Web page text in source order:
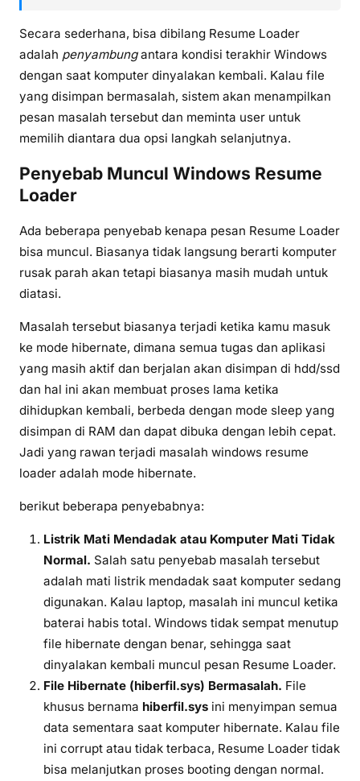
Secara sederhana, bisa dibilang Resume Loader
adalah penyambungantara kondisi terakhir Windows
dengan saat komputer dinyalakan kembali. Kalau file
yang disimpan bermasalah, sistem akan menampilkan
pesan masalah tersebut dan meminta user untuk
memilih diantara dua opsi langkah selanjutnya.
Penyebab Muncul Windows Resume
Loader
Ada beberapa penyebab kenapa pesan Resume Loader
bisa muncul. Biasanya tidak langsung berarti komputer
rusak parah akan tetapi biasanya masih mudah untuk
diatasi.
Masalah tersebut biasanya terjadi ketika kamu masuk
ke mode hibernate, dimana semua tugas dan aplikasi
yang masih aktif dan berjalan akan disimpan di hdd/ssd
dan hal ini akan membuat proses lama ketika
dihidupkan kembali, berbeda dengan mode sleep yang
disimpan di RAM dan dapat dibuka dengan lebih cepat.
Jadi yang rawan terjadi masalah windows resume
loader adalah mode hibernate.
berikut beberapa penyebabnya:
Listrik Mati Mendadak atau Komputer Mati Tidak
Normal. Salah satu penyebab masalah tersebut
adalah mati listrik mendadak saat komputer sedang
digunakan. Kalau laptop, masalah ini muncul ketika
baterai habis total. Windows tidak sempat menutup
file hibernate dengan benar, sehingga saat
dinyalakan kembali muncul pesan Resume Loader.
File Hibernate (hiberfil.sys) Bermasalah. File
khusus bernama hiberfil.sys ini menyimpan semua
data sementara saat komputer hibernate. Kalau file
ini corrupt atau tidak terbaca, Resume Loader tidak
bisa melanjutkan proses booting dengan normal.